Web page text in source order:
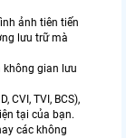
ảnh tiên tiến
lưu trữ mà
không gian lưu
CVI, TVI, BCS),
tại của bạn.
các không